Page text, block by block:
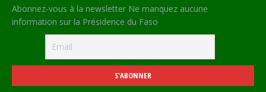
Abonnez-vous à la newsletter Ne manquez aucune
information sur la Présidence du Faso